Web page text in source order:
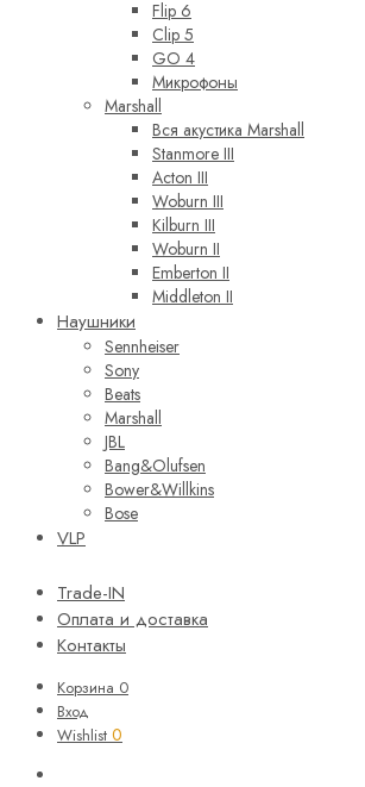
Flip 6
Clip 5
GO 4
Микрофоны
Marshall
Вся акустика Marshall
Stanmore III
Acton III
Woburn III
Kilburn III
Woburn II
Emberton II
Middleton II
Наушники
Sennheiser
Sony
Beats
Marshall
JBL
Bang&Olufsen
Bower&Willkins
Bose
VLP
Trade-IN
Оплата и доставка
Контакты
Корзина 0
Вход
Wishlist 0